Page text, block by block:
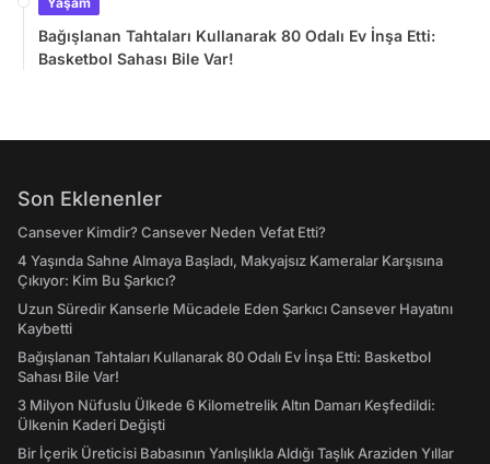
Bağışlanan Tahtaları Kullanarak 80 Odalı Ev İnşa Etti:
Basketbol Sahası Bile Var!
Son Eklenenler
Cansever Kimdir? Cansever Neden Vefat Etti?
4 Yaşında Sahne Almaya Başladı, Makyajsız Kameralar Karşısına
Çıkıyor: Kim Bu Şarkıcı?
Uzun Süredir Kanserle Mücadele Eden Şarkıcı Cansever Hayatını
Kaybetti
Bağışlanan Tahtaları Kullanarak 80 Odalı Ev İnşa Etti: Basketbol
Sahası Bile Var!
3 Milyon Nüfuslu Ülkede 6 Kilometrelik Altın Damarı Keşfedildi:
Ülkenin Kaderi Değişti
Bir İçerik Üreticisi Babasının Yanlışlıkla Aldığı Taşlık Araziden Yıllar